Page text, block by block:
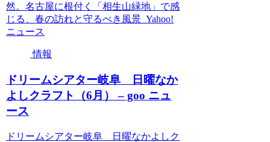
然。名古屋に根付く「相生山緑地」で感
じる、春の訪れと守るべき風景 Yahoo!
ニュース
情報
ドリームシアター岐阜 日曜なか
よしクラフト（6月） – goo ニュ
ース
ドリームシアター岐阜 日曜なかよしク